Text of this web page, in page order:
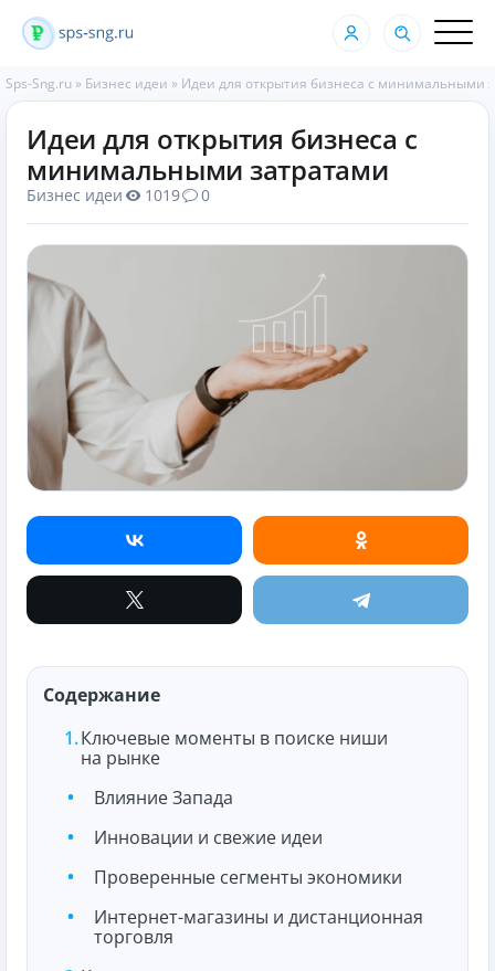
Sps-Sng.ru » Бизнес идеи » Идеи для открытия бизнеса с минимальными
Идеи для открытия бизнеса с
минимальными затратами
Бизнес идеи 1019 0
Содержание
Ключевые моменты в поиске ниши
на рынке
Влияние Запада
Инновации и свежие идеи
Проверенные сегменты экономики
Интернет-магазины и дистанционная
торговля